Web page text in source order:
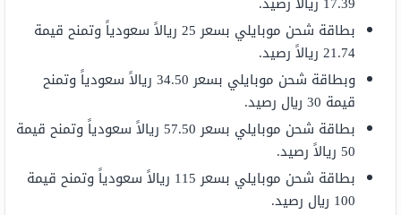
بطاقة شحن موبايلي بسعر 25 ريالاً سعودياً وتمنح قيمة
21.74 ريالاً رصيد.
وبطاقة شحن موبايلي بسعر 34.50 ريالاً سعودياً وتمنح
قيمة 30 ريال رصيد.
بطاقة شحن موبايلي بسعر 57.50 ريالاً سعودياً وتمنح قيمة
50 ريالاً رصيد.
بطاقة شحن موبايلي بسعر 115 ريالاً سعودياً وتمنح قيمة
100 ريال رصيد.